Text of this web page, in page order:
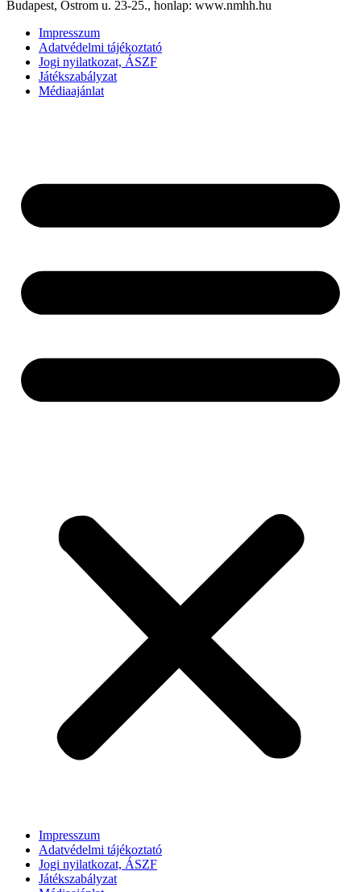
Budapest, Ostrom u. 23-25., honlap: www.nmhh.hu
Impresszum
Adatvédelmi tájékoztató
Jogi nyilatkozat, ÁSZF
Játékszabályzat
Médiaajánlat
Impresszum
Adatvédelmi tájékoztató
Jogi nyilatkozat, ÁSZF
Játékszabályzat